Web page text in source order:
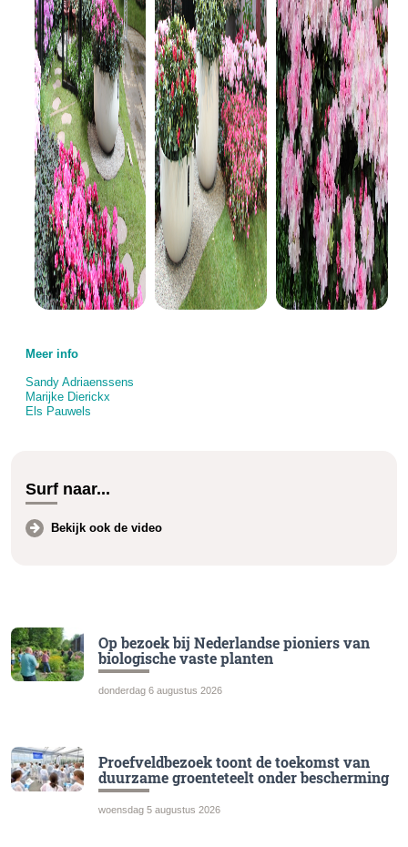
Meer info
Sandy Adriaenssens
Marijke Dierickx
Els Pauwels
Surf naar...
Bekijk ook de video
Op bezoek bij Nederlandse pioniers van
biologische vaste planten
donderdag 6 augustus 2026
Proefveldbezoek toont de toekomst van
duurzame groenteteelt onder bescherming
woensdag 5 augustus 2026